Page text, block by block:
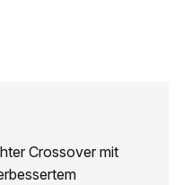
Crossover mit